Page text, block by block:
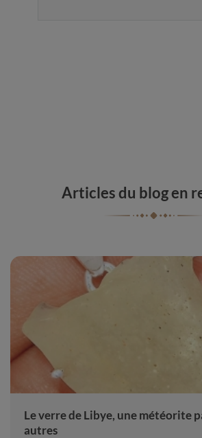
Articles du blog en
Le verre de Libye, une météorite
autres